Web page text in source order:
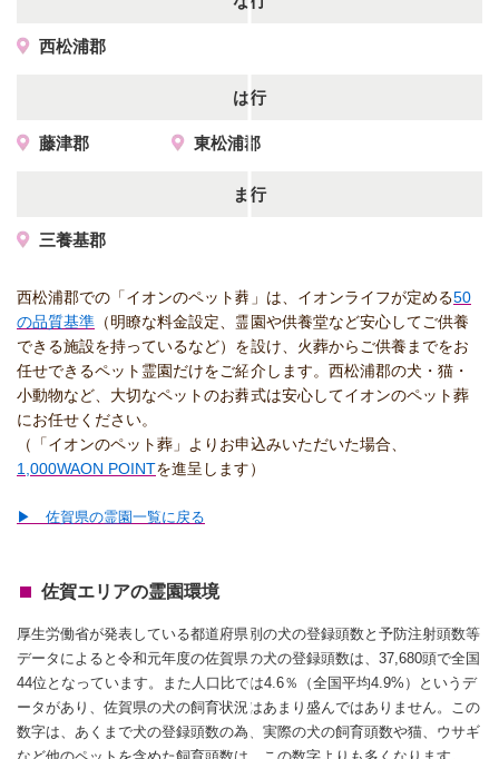
西松浦郡
は行
藤津郡 東松浦郡
ま行
三養基郡
西松浦郡での「イオンのペット葬」は、イオンライフが定める50
の品質基準 （明瞭な料金設定、霊園や供養堂など安心してご供養
できる施設を持っているなど）を設け、火葬からご供養までをお
任せできるペット霊園だけをご紹介します。西松浦郡の犬・猫・
小動物など、大切なペットのお葬式は安心してイオンのペット葬
にお任せください。
（「イオンのペット葬」よりお申込みいただいた場合、
1,000WAON POINTを進呈します）
▶ 佐賀県の霊園一覧に戻る
佐賀エリアの霊園環境
厚生労働省が発表している都道府県別の犬の登録頭数と予防注射頭数等
データによると令和元年度の佐賀県の犬の登録頭数は、37,680頭で全国
44位となっています。また人口比では4.6％（全国平均4.9%）というデ
ータがあり、佐賀県の犬の飼育状況はあまり盛んではありません。この
数字は、あくまで犬の登録頭数の為、実際の犬の飼育頭数や猫、ウサギ